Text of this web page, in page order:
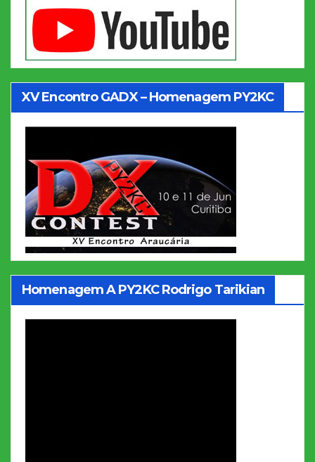
XV Encontro GADX – Homenagem PY2KC
Homenagem A PY2KC Rodrigo Tarikian